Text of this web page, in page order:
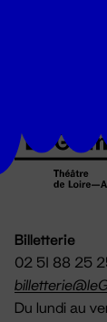
Billetterie
02 51 88 25
Du lundi au